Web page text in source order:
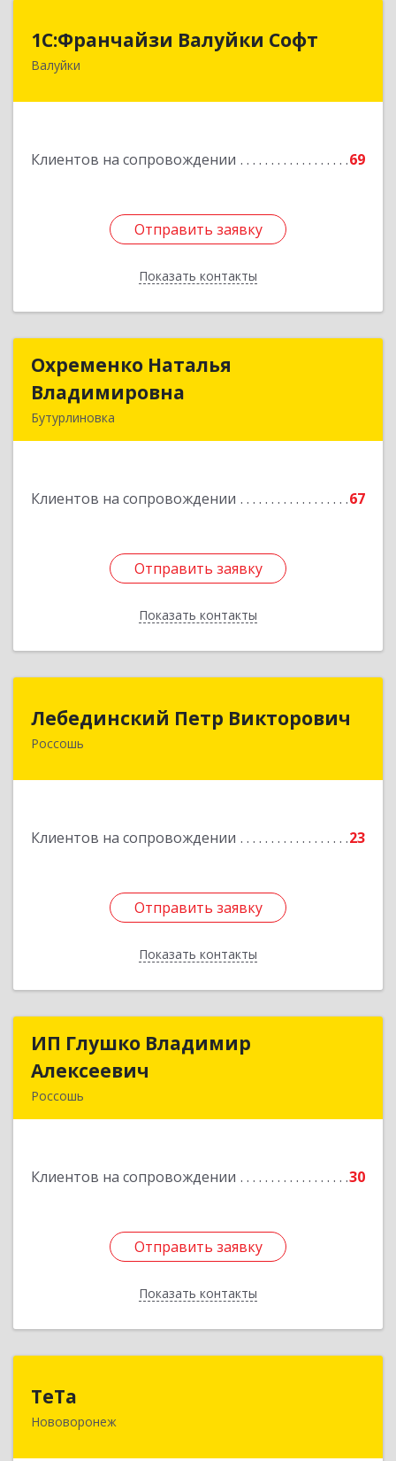
1С:Франчайзи Валуйки Софт
Валуйки
Клиентов на сопровождении 69
Отправить заявку
Показать контакты
1С:Франчайзи Валуйки Софт
309996, Белгородская обл, Валуйки г, Горького,
Отправить заявку
Назад
Охременко Наталья
Владимировна
Бутурлиновка
Клиентов на сопровождении 67
Отправить заявку
Показать контакты
Охременко Наталья
Отправить заявку
Назад
Лебединский Петр Викторович
Россошь
Клиентов на сопровождении 23
Отправить заявку
Показать контакты
Лебединский Петр Викторович
396650, Воронежская обл., г. Россошь, пер.
Отправить заявку
Назад
ИП Глушко Владимир
Алексеевич
Россошь
Клиентов на сопровождении 30
Отправить заявку
Показать контакты
ИП Глушко Владимир
Подробнее
Отправить заявку
Назад
ТеТа
Нововоронеж396 073, Нововоронеж г, а/я, дом № 30